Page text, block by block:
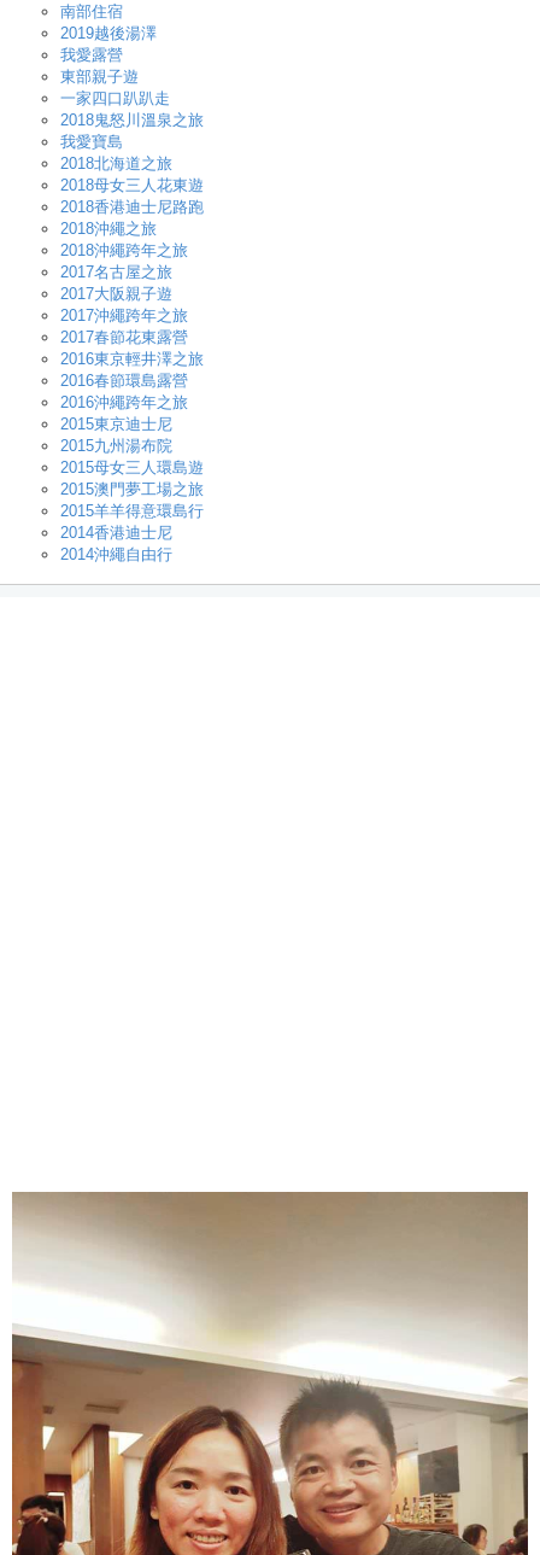
南部住宿
2019越後湯澤
我愛露營
東部親子遊
一家四口趴趴走
2018鬼怒川溫泉之旅
我愛寶島
2018北海道之旅
2018母女三人花東遊
2018香港迪士尼路跑
2018沖繩之旅
2018沖繩跨年之旅
2017名古屋之旅
2017大阪親子遊
2017沖繩跨年之旅
2017春節花東露營
2016東京輕井澤之旅
2016春節環島露營
2016沖繩跨年之旅
2015東京迪士尼
2015九州湯布院
2015母女三人環島遊
2015澳門夢工場之旅
2015羊羊得意環島行
2014香港迪士尼
2014沖繩自由行